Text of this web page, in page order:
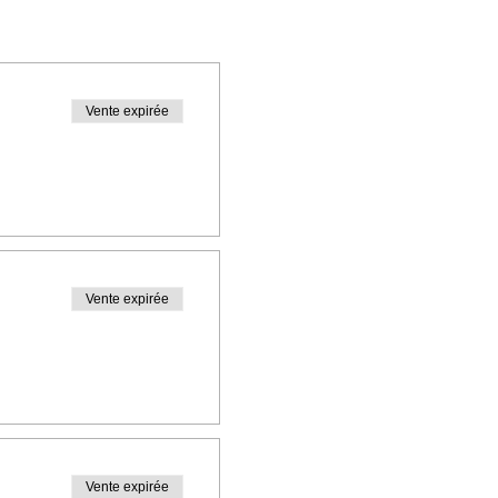
exceptionnellement
moins un mètre.
Vente expirée
Vente expirée
Vente expirée